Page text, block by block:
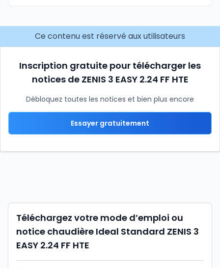
Ce contenu est réservé aux utilisateurs
Inscription gratuite pour télécharger les
notices de ZENIS 3 EASY 2.24 FF HTE
Débloquez toutes les notices et bien plus encore
Essayer gratuitement
Téléchargez votre mode d’emploi ou
notice chaudière Ideal Standard ZENIS 3
EASY 2.24 FF HTE